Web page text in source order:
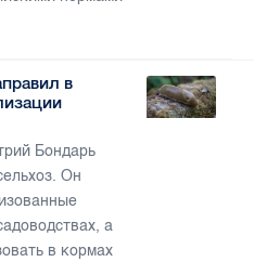
в
Бондарь
Он
а
в кормах